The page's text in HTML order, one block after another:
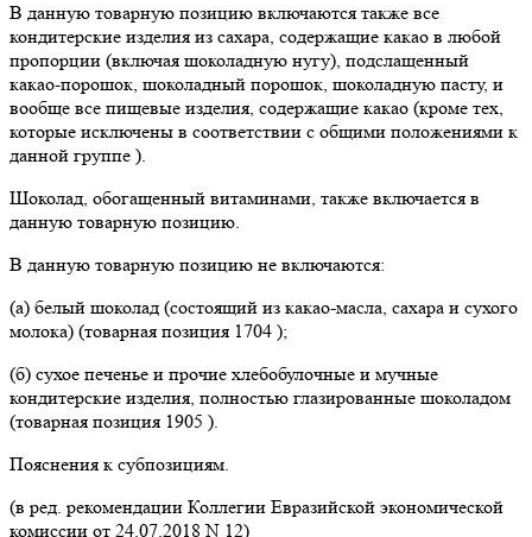
В данную товарную позицию включаются также все
кондитерские изделия из сахара, содержащие какао в любой
пропорции (включая шоколадную нугу), подслащенный
какао-порошок, шоколадный порошок, шоколадную пасту, и
вообще все пищевые изделия, содержащие какао (кроме тех,
которые исключены в соответствии с общими положениями к
данной группе ).
Шоколад, обогащенный витаминами, также включается в
данную товарную позицию.
В данную товарную позицию не включаются:
(а) белый шоколад (состоящий из какао-масла, сахара и сухого
молока) (товарная позиция 1704 );
(б) сухое печенье и прочие хлебобулочные и мучные
кондитерские изделия, полностью глазированные шоколадом
(товарная позиция 1905 ).
Пояснения к субпозициям.
(в ред. рекомендации Коллегии Евразийской экономической
комиссии от 24.07.2018 N 12)